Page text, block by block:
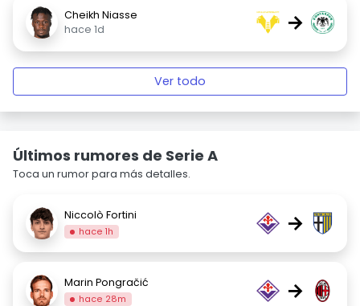
Cheikh Niasse
hace 1d
→
Ver todo
Últimos rumores de Serie A
Toca un rumor para más detalles.
Niccolò Fortini
hace 1h →
Marin Pongračić
hace 28m →